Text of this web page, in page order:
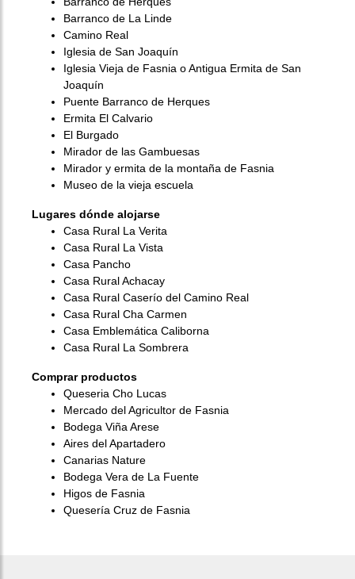
Barranco de La Linde
Camino Real
Iglesia de San Joaquín
Iglesia Vieja de Fasnia o Antigua Ermita de San
Joaquín
Puente Barranco de Herques
Ermita El Calvario
El Burgado
Mirador de las Gambuesas
Mirador y ermita de la montaña de Fasnia
Museo de la vieja escuela
Lugares dónde alojarse
Casa Rural La Verita
Casa Rural La Vista
Casa Pancho
Casa Rural Achacay
Casa Rural Caserío del Camino Real
Casa Rural Cha Carmen
Casa Emblemática Caliborna
Casa Rural La Sombrera
Comprar productos
Queseria Cho Lucas
Mercado del Agricultor de Fasnia
Bodega Viña Arese
Aires del Apartadero
Canarias Nature
Bodega Vera de La Fuente
Higos de Fasnia
Quesería Cruz de Fasnia